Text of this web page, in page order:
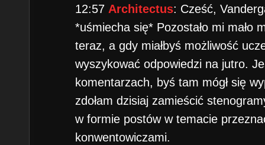
12:57 Architectus: Cześć,
*uśmiecha się* Pozostało mi mało
teraz, a gdy miałbyś możliwość
wyszykować odpowiedzi na jutro.
komentarzach, byś tam mógł się
zdołam dzisiaj zamieścić
w formie postów w temacie
konwentowiczami.